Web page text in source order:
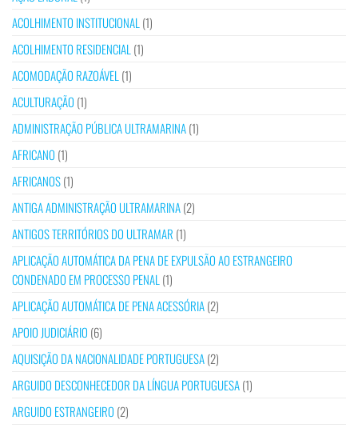
ACOLHIMENTO INSTITUCIONAL (1)
ACOLHIMENTO RESIDENCIAL (1)
ACOMODAÇÃO RAZOÁVEL (1)
ACULTURAÇÃO (1)
ADMINISTRAÇÃO PÚBLICA ULTRAMARINA(1)
AFRICANO (1)
AFRICANOS(1)
ANTIGA ADMINISTRAÇÃO ULTRAMARINA(2)
ANTIGOS TERRITÓRIOS DO ULTRAMAR (1)
APLICAÇÃO AUTOMÁTICA DA PENA DE EXPULSÃO AO ESTRANGEIRO
CONDENADO EM PROCESSO PENAL (1)
APLICAÇÃO AUTOMÁTICA DE PENA ACESSÓRIA(2)
APOIO JUDICIÁRIO (6)
AQUISIÇÃO DA NACIONALIDADE PORTUGUESA(2)
ARGUIDO DESCONHECEDOR DA LÍNGUA PORTUGUESA(1)
ARGUIDO ESTRANGEIRO (2)